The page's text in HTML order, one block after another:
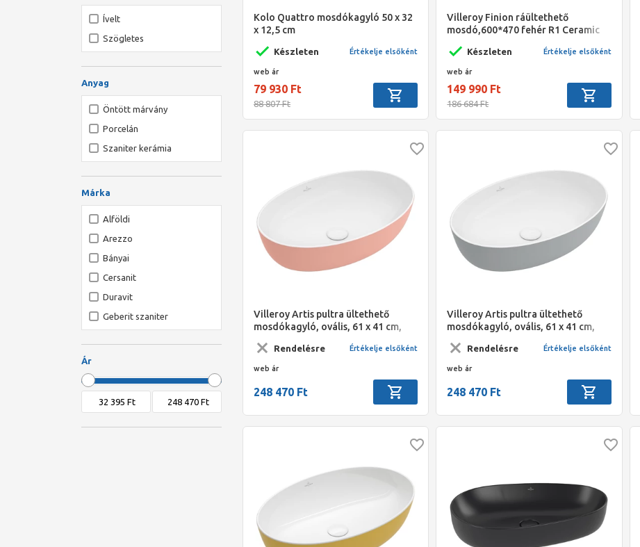
Kolo Quattro mosdókagyló 50 x 32
x 12,5 cm
Készleten Értékelje elsőként
web ár
79 930 Ft
88 807 Ft
Villeroy Finion ráültethető
mosdó,600*470 fehér R1 Ceramic
Készleten Értékelje elsőként
web ár
149 990 Ft
186 684 Ft
Villeroy Artis pultra ültethető
mosdókagyló, ovális, 61 x 41 cm,
Rendelésre Értékelje elsőként
web ár
248 470 Ft
Villeroy Artis pultra ültethető
mosdókagyló, ovális, 61 x 41 cm,
Rendelésre Értékelje elsőként
web ár
248 470 Ft
Ívelt
Szögletes
Anyag
Öntött márvány
Porcelán
Szaniter kerámia
Márka
Alföldi
Arezzo
Bányai
Cersanit
Duravit
Geberit szaniter
Lunart
Marmy
Ár